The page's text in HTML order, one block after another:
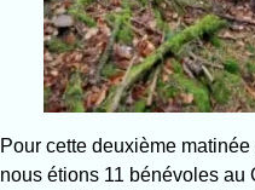
Pour cette deuxième
nous étions 11 bénévoles au